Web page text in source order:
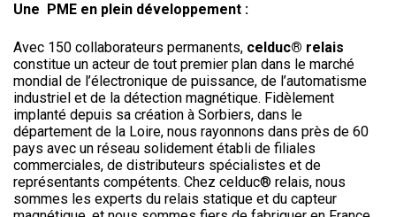
Une PME en plein développement :
Avec 150 collaborateurs permanents, celduc® relais
constitue un acteur de tout premier plan dans le marché
mondial de l’électronique de puissance, de l’automatisme
industriel et de la détection magnétique. Fidèlement
implanté depuis sa création à Sorbiers, dans le
département de la Loire, nous rayonnons dans près de 60
pays avec un réseau solidement établi de filiales
commerciales, de distributeurs spécialistes et de
représentants compétents. Chez celduc® relais, nous
sommes les experts du relais statique et du capteur